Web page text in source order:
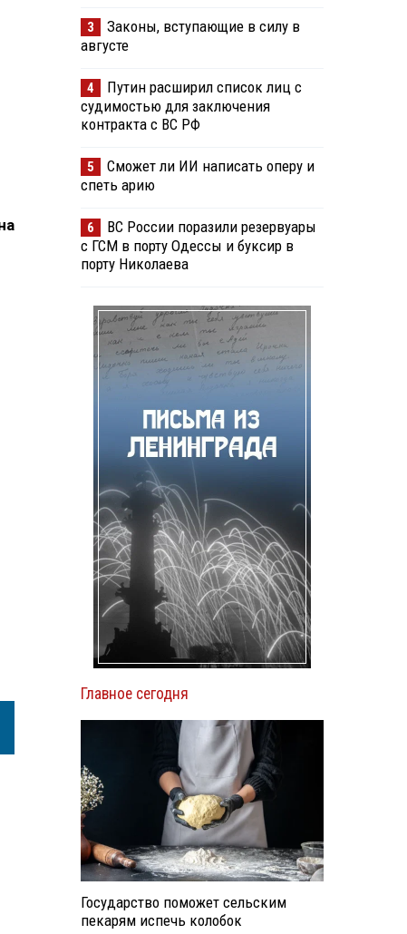
3
Законы, вступающие в силу в
августе
4
Путин расширил список лиц с
судимостью для заключения
контракта с ВС РФ
5
Сможет ли ИИ написать оперу и
спеть арию
6
ВС России поразили резервуары
с ГСМ в порту Одессы и буксир в
порту Николаева
Главное сегодня
Государство поможет сельским
пекарям испечь колобок